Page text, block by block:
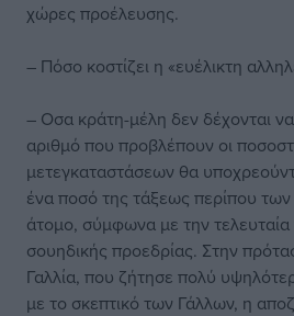
χώρες προέλευσης.
– Πόσο κοστίζει η «ευέλικτη
– Οσα κράτη-μέλη δεν δέχονται
αριθμό που προβλέπουν οι
μετεγκαταστάσεων θα
ένα ποσό της τάξεως περίπου
άτομο, σύμφωνα με την
σουηδικής προεδρίας. Στην
Γαλλία, που ζήτησε πολύ
με το σκεπτικό των Γάλλων, η